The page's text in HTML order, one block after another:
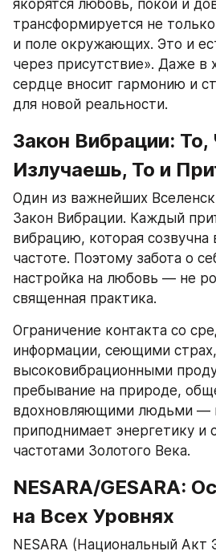
якорятся любовь, покой и
трансформируется не
и поле окружающих. Это и
через присутствие». Даже в
сердце вносит гармонию и
для новой реальности.
Закон Вибрации: То,
Излучаешь, То и
Один из важнейших
Закон Вибрации. Каждый
вибрацию, которая созвучна
частоте. Поэтому забота о
настройка на любовь — не
священная практика.
Ограничение контакта со
информации, сеющими
высоковибрационными
пребывание на природе,
вдохновляющими людьми —
приподнимает энергетику и
частотами Золотого Века.
NESARA/GESARA:
на Всех Уровнях
NESARA (Национальный Акт